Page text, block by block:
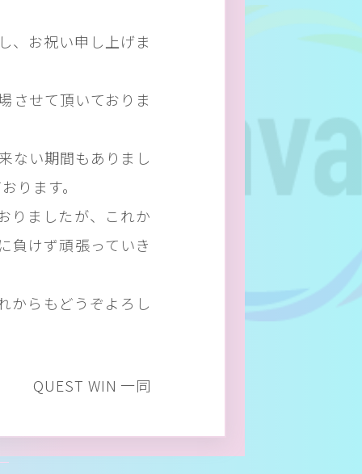
、お祝い申し上げま
させて頂いておりま
ない期間もありまし
ります。
りましたが、これか
負けず頑張っていき
からもどうぞよろし
QUEST WIN 一同